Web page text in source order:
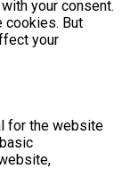
your consent.
cookies. But
your
for the website